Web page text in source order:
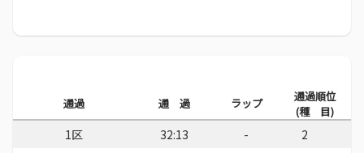
通過 通 過 ラップ
通過順位
(種 目)
1区 32:13 -
2